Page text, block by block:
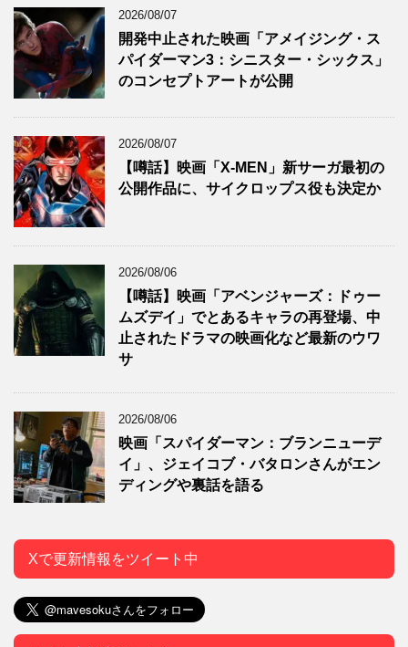
2026/08/07
開発中止された映画「アメイジング・ス
パイダーマン3：シニスター・シックス」
のコンセプトアートが公開
2026/08/07
【噂話】映画「X-MEN」新サーガ最初の
公開作品に、サイクロップス役も決定か
2026/08/06
【噂話】映画「アベンジャーズ：ドゥー
ムズデイ」でとあるキャラの再登場、中
止されたドラマの映画化など最新のウワ
サ
2026/08/06
映画「スパイダーマン：ブランニューデ
イ」、ジェイコブ・バタロンさんがエン
ディングや裏話を語る
Xで更新情報をツイート中